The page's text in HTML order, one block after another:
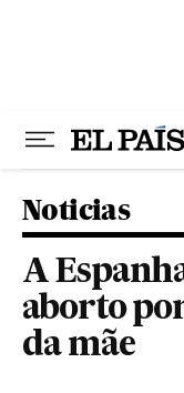
Noticias
A
aborto
da mãe